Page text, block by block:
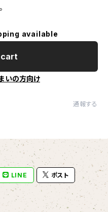
available
いの方向け
通報する
LINE ポスト